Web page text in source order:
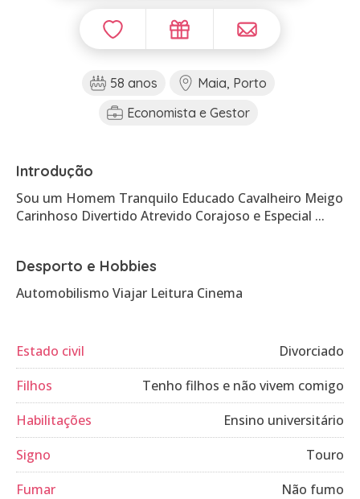
58 anos
Maia, Porto
Economista e Gestor
Introdução
Sou um Homem Tranquilo Educado Cavalheiro Meigo
Desporto e Hobbies
Automobilismo Viajar Leitura Cinema
Estado civil
Divorciado
Filhos
Tenho filhos e não vivem comigo
Habilitações
Ensino universitário
Signo
Touro
Fumar
Não fumo